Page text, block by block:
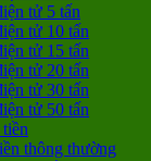
tử 5 tấn
tử 10 tấn
tử 15 tấn
tử 20 tấn
tử 30 tấn
tử 50 tấn
thông thường